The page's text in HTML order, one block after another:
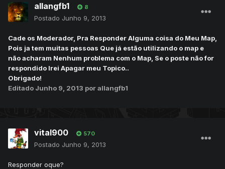
allangfb1 8
Postado Junho 9, 2013
Cade os Moderador, Pra Responder Alguma coisa do Meu Map,
Pois ja tem muitas pessoas Que já estão utilizando o map e
não acharam Nenhum problema com o Map, Se o poste não for
respondido Irei Apagar meu Topico..
Obrigado!
Editado Junho 9, 2013 por allangfb1
vital900 570
Postado Junho 9, 2013
Responder oque?